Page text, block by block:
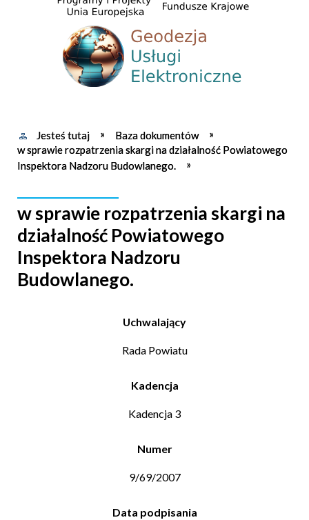
Jesteś tutaj
Baza dokumentów
w sprawie rozpatrzenia skargi na działalność Powiatowego
Inspektora Nadzoru Budowlanego.
w sprawie rozpatrzenia skargi na
działalność Powiatowego
Inspektora Nadzoru
Budowlanego.
Uchwalający
Rada Powiatu
Kadencja
Kadencja 3
Numer
9/69/2007
Data podpisania